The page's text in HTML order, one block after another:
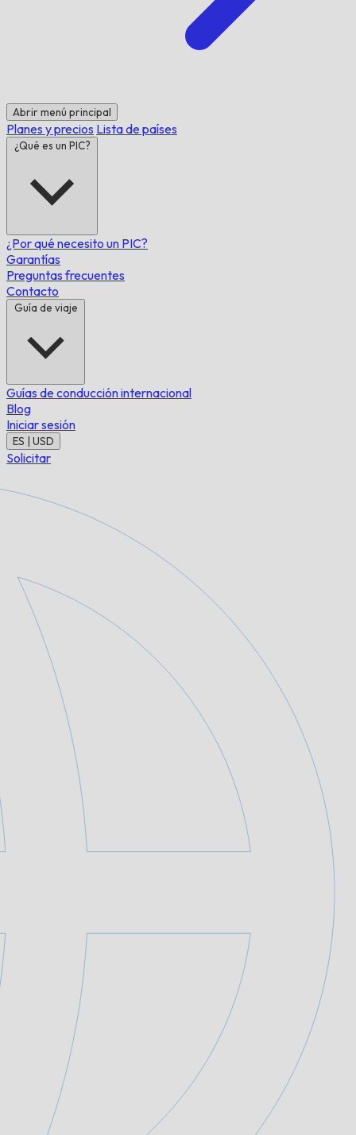
Abrir menú principal
Planes y precios Lista de países
¿Qué es un PIC?
¿Por qué necesito un PIC?
Garantías
Preguntas frecuentes
Contacto
Guía de viaje
Guías de conducción internacional
Blog
Iniciar sesión
ES | USD
Solicitar